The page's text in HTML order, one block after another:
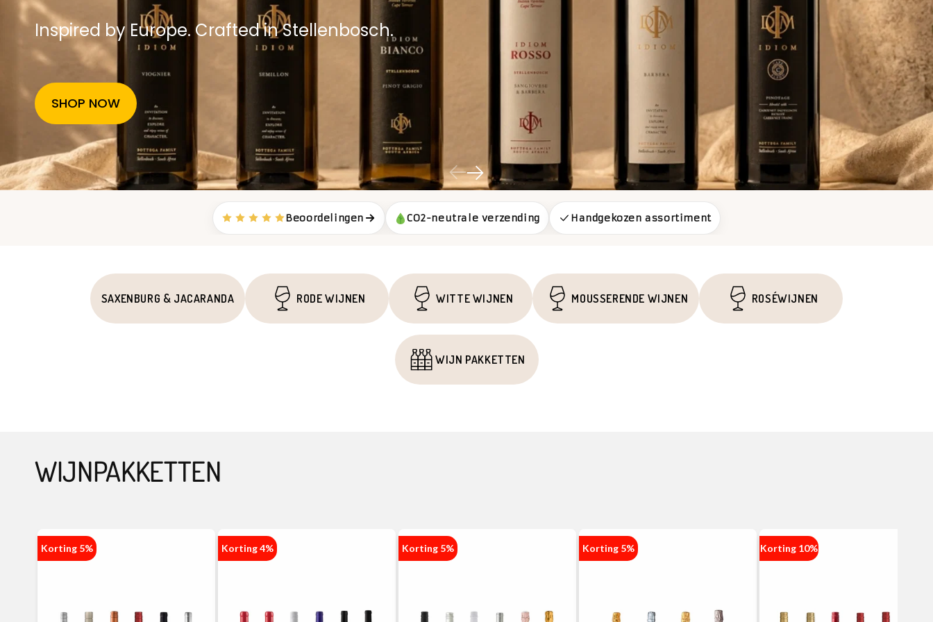
Inspired by Europe. Crafted in Stellenbosch.
SHOP NOW
Beoordelingen CO2-neutrale verzending Handgekozen assortiment
SAXENBURG & JACARANDA RODE WIJNEN WITTE WIJNEN MOUSSERENDE WIJNEN ROSÉWIJNEN
WIJN PAKKETTEN
WIJNPAKKETTEN
Korting 5% Korting 4% Korting 5% Korting 5% Korting 10%